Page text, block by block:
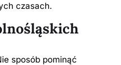
czasach.
sposób pominąć